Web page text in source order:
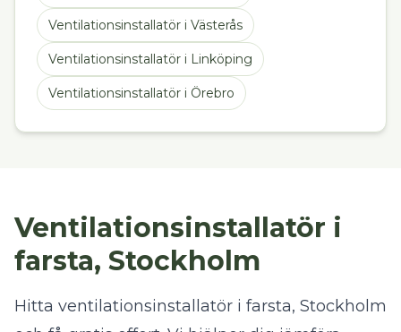
Ventilationsinstallatör i Västerås
Ventilationsinstallatör i Linköping
Ventilationsinstallatör i Örebro
Ventilationsinstallatör i
farsta, Stockholm
Hitta ventilationsinstallatör i farsta, Stockholm